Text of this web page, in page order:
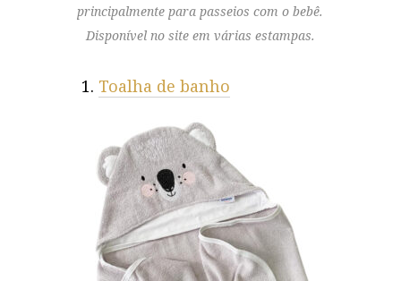
principalmente para passeios com o bebê.
Disponível no site em várias estampas.
Toalha de banho